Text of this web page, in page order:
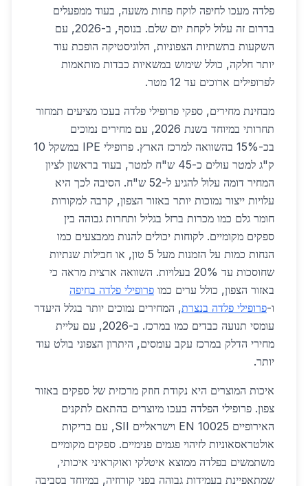
פלדה מעכו לחיפה לוקח פחות משעה, בעוד ממפעלים
בדרום זה עלול לקחת יום שלם. בנוסף, ב-2026, עם
השקעות בתשתיות הצפוניות, הלוגיסטיקה הופכת עוד
יותר חלקה, כולל שימוש במשאיות כבדות מותאמות
לפרופילים ארוכים עד 12 מטר.
מבחינת מחירים, ספקי פרופילי פלדה בעכו מציעים תמחור
תחרותי במיוחד בשנת 2026, עם מחירים נמוכים
בכ-15% בהשוואה למרכז הארץ. פרופילי IPE במשקל 10
ק"ג למטר עולים כ-45 ש"ח למטר, בעוד בראשון לציון
המחיר דומה עלול להגיע ל-52 ש"ח. הסיבה לכך היא
עלויות ייצור נמוכות יותר באזור הצפון, קרבה למקורות
חומר גלם כמו מכרות ברזל בגליל ותחרות גבוהה בין
ספקים מקומיים. לקוחות יכולים להנות ממבצעים כמו
הנחות כמות על הזמנות מעל 5 טון, או חבילות שנתיות
שחוסכות עד 20% בעלויות. השוואה ארצית מראה כי
באזור הצפון, כולל ערים כמו פרופילי פלדה בחיפה
ו-פרופילי פלדה בנצרת, המחירים נמוכים יותר בגלל היעדר
עומסי תנועה כבדים כמו במרכז. ב-2026, עם עליית
מחירי הדלק במרכז עקב עומסים, היתרון הצפוני בולט עוד
יותר.
איכות המוצרים היא נקודת חוזק מרכזית של ספקים באזור
צפון. פרופילי הפלדה בעכו מיוצרים בהתאם לתקנים
האירופיים EN 10025 וישראליים SII, עם בדיקות
אולטראסאוניות לזיהוי פגמים פנימיים. ספקים מקומיים
משתמשים בפלדה ממוצא איטלקי ואוקראיני איכותי,
שמתאפיינת בעמידות גבוהה בפני קורוזיה, במיוחד בסביבה